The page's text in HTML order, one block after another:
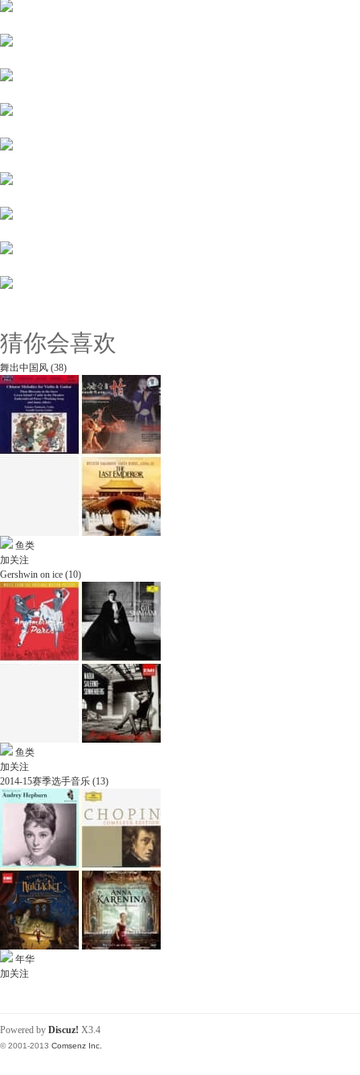
猜你会喜欢
舞出中国风 (38)
鱼类
加关注
Gershwin on ice (10)
鱼类
加关注
2014-15赛季选手音乐 (13)
年华
加关注
Powered by Discuz! X3.4
© 2001-2013 Comsenz Inc.